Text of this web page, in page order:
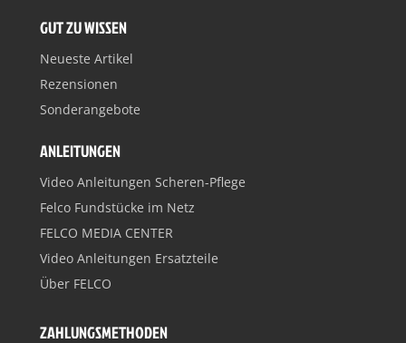
GUT ZU WISSEN
Neueste Artikel
Rezensionen
Sonderangebote
ANLEITUNGEN
Video Anleitungen Scheren-Pflege
Felco Fundstücke im Netz
FELCO MEDIA CENTER
Video Anleitungen Ersatzteile
Über FELCO
ZAHLUNGSMETHODEN